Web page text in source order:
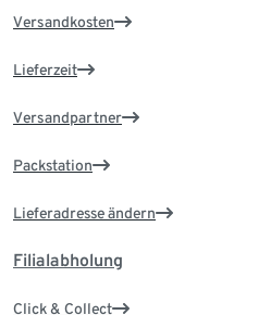
Versandkosten
Lieferzeit
Versandpartner
Packstation
Lieferadresse ändern
Filialabholung
Click & Collect